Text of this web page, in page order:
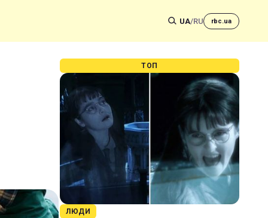
UA/RU rbc.ua
ТОП
ЛЮДИ